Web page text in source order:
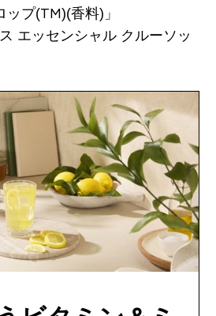
ップ(TM)(香料)」
エッセンシャル クルーソッ